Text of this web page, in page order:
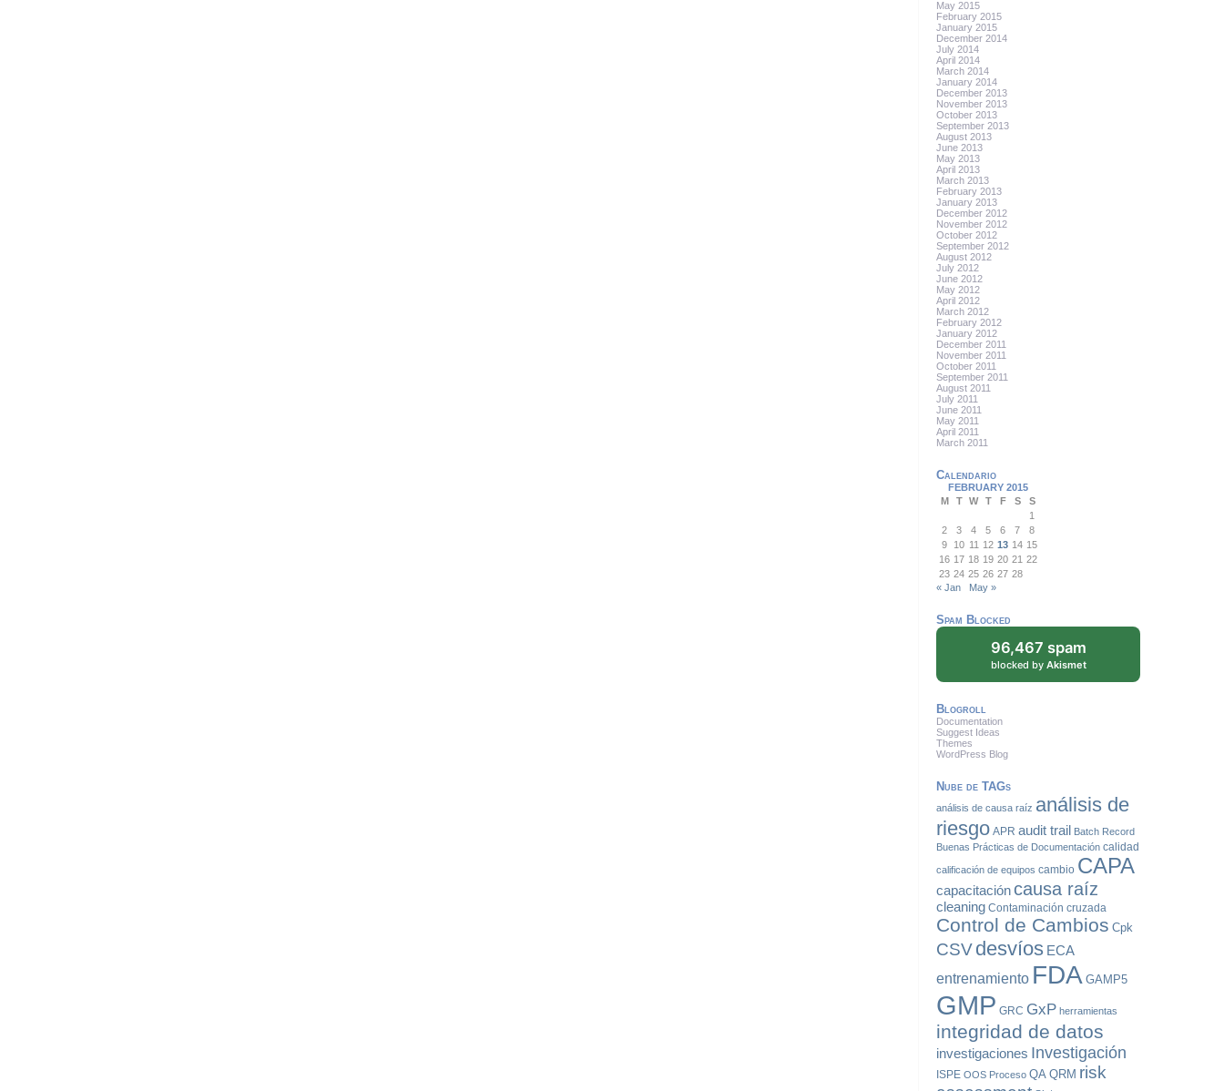
May 2015
February 2015
January 2015
December 2014
July 2014
April 2014
March 2014
January 2014
December 2013
November 2013
October 2013
September 2013
August 2013
June 2013
May 2013
April 2013
March 2013
February 2013
January 2013
December 2012
November 2012
October 2012
September 2012
August 2012
July 2012
June 2012
May 2012
April 2012
March 2012
February 2012
January 2012
December 2011
November 2011
October 2011
September 2011
August 2011
July 2011
June 2011
May 2011
April 2011
March 2011
Calendario
FEBRUARY 2015
M
T W T F S
S
1
2
3 4 5 6 7
8
9
10 11 12 13 14 15
16 17 18 19 20 21 22
23 24 25 26 27 28
« Jan
May »
Spam Blocked
96,467 spam
blocked by Akismet
Blogroll
Documentation
Suggest Ideas
Themes
WordPress Blog
Nube de TAGs
análisis de causa raíz análisis de
riesgo APR audit trail Batch Record
Buenas Prácticas de Documentación calidad
calificación de equipos cambio CAPA
capacitacióncausa raíz
cleaning Contaminación cruzada
Control de Cambios Cpk
CSVdesvíos ECA
entrenamiento FDA GAMP5
GMP GRC GxP herramientas
integridad de datos
investigaciones Investigación
ISPE OOS Proceso QA QRM risk